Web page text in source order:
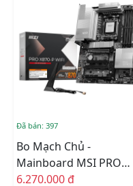
Đã bán: 397
Bo Mạch Chủ -
Mainboard MSI PRO
X870-P WIFI AM5
6.270.000 đ